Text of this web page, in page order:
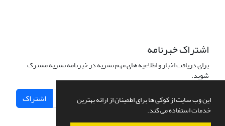
این وب سایت از کوکی ها برای اطمینان از ارائه بهترین
خدمات استفاده می کند.
اشتراک خبرنامه
برای دریافت اخبار و اطلاعیه های مهم نشریه در خبرنامه نشریه مشترک
شوید.
اشتراک